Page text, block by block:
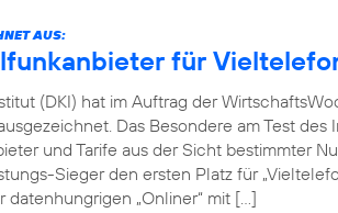
AUS:
für
(DKI) hat im Auftrag der
Das Besondere am Test des
und Tarife aus der Sicht bestimmter
Sieger den ersten Platz für
datenhungrigen „Onliner“ mit […]